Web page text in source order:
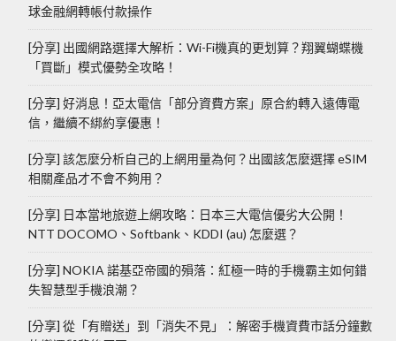
球金融網轉帳付款操作
[分享] 出國網路選擇大解析：Wi-Fi機真的更划算？翔翼蝴蝶機
「買斷」模式優勢全攻略！
[分享] 好消息！亞太電信「部分資費方案」原合約轉入遠傳電
信，繼續不綁約享優惠！
[分享] 該怎麼分析自己的上網用量為何？出國該怎麼選擇 eSIM
相關產品才不會不夠用？
[分享] 日本當地旅遊上網攻略：日本三大電信優劣大公開！
NTT DOCOMO、Softbank、KDDI (au) 怎麼選？
[分享] NOKIA 諾基亞帝國的殞落：紅極一時的手機霸主如何錯
失智慧型手機浪潮？
[分享] 從「有贈送」到「消失不見」：解密手機資費市話分鐘數